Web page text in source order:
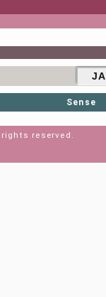
JA
Sense
reserved.